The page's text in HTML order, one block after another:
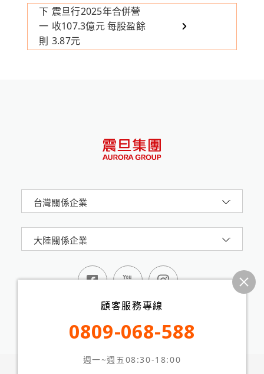
下
一
則
震旦行2025年合併營
收107.3億元 每股盈餘
3.87元
顧客服務專線
0809-068-588
週一~週五08:30-18:00
台灣關係企業
大陸關係企業